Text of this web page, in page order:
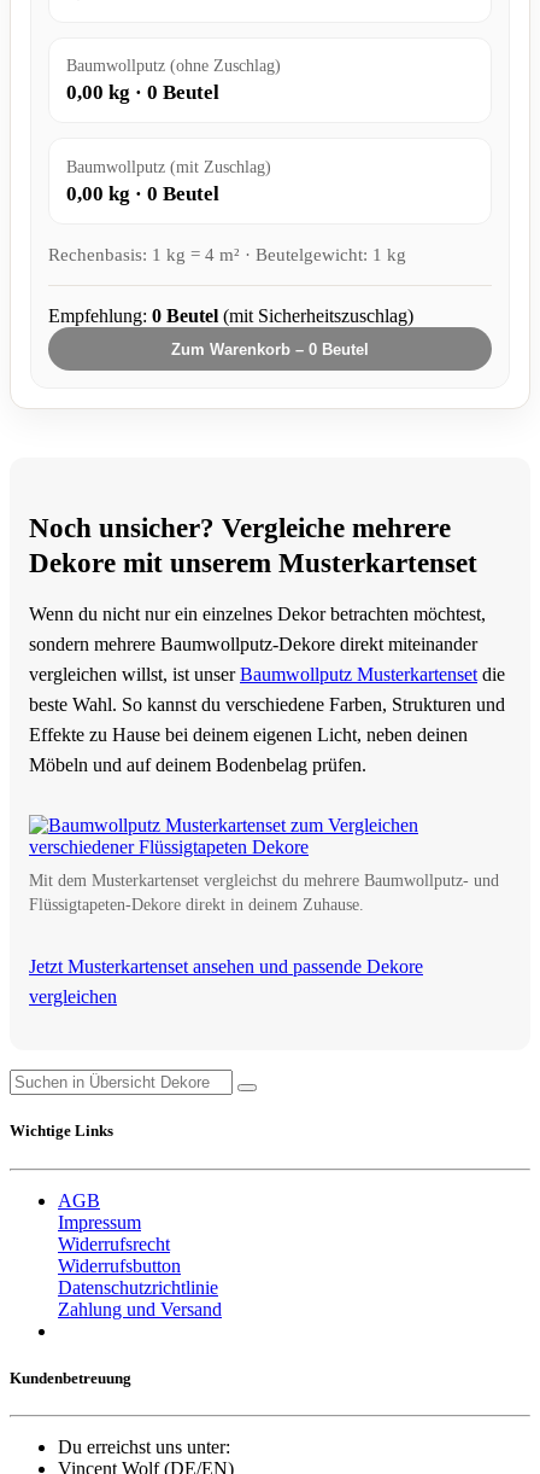
Baumwollputz (ohne Zuschlag)
0,00 kg · 0 Beutel
Baumwollputz (mit Zuschlag)
0,00 kg · 0 Beutel
Rechenbasis: 1 kg = 4 m² · Beutelgewicht: 1 kg
Empfehlung: 0Beutel(mit Sicherheitszuschlag)
Zum Warenkorb – 0 Beutel
Noch unsicher? Vergleiche mehrere
Dekore mit unserem Musterkartenset
Wenn du nicht nur ein einzelnes Dekor betrachten möchtest,
sondern mehrere Baumwollputz-Dekore direkt miteinander
vergleichen willst, ist unserBaumwollputz Musterkartenset die
beste Wahl. So kannst du verschiedene Farben, Strukturen und
Effekte zu Hause bei deinem eigenen Licht, neben deinen
Möbeln und auf deinem Bodenbelag prüfen.
Mit dem Musterkartenset vergleichst du mehrere Baumwollputz- und
Flüssigtapeten-Dekore direkt in deinem Zuhause.
Jetzt Musterkartenset ansehen und passende Dekore
vergleichen
Wichtige Links
AGB
Impressum
Widerrufsrecht
Widerrufsbutton
Datenschutzrichtlinie
Zahlung und Versand
Kundenbetreuung
Du erreichst uns unter:
Vincent Wolf (DE/EN)